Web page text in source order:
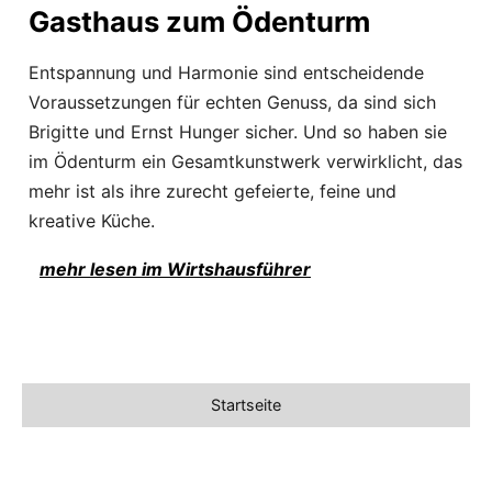
Gasthaus zum Ödenturm
Entspannung und Harmonie sind entscheidende
Voraussetzungen für echten Genuss, da sind sich
Brigitte und Ernst Hunger sicher. Und so haben sie
im Ödenturm ein Gesamtkunstwerk verwirklicht, das
mehr ist als ihre zurecht gefeierte, feine und
kreative Küche.
mehr lesen im Wirtshausführer
Startseite